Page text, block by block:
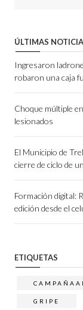
ÚLTIMAS
Ingresaron
robaron una caja
Choque múltiple
lesionados
El Municipio de
cierre de ciclo de
Formación digital:
edición desde el
ETIQUETAS
GRIPE